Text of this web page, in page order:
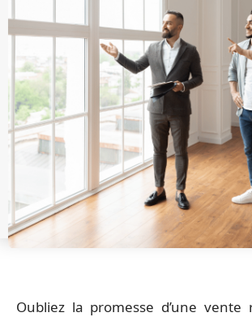
Oubliez la promesse d’une vente